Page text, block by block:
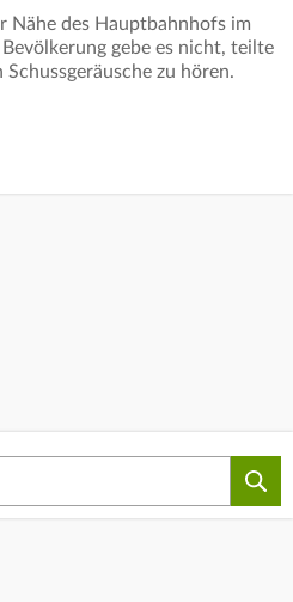
Nähe des Hauptbahnhofs im
gebe es nicht, teilte
zu hören.